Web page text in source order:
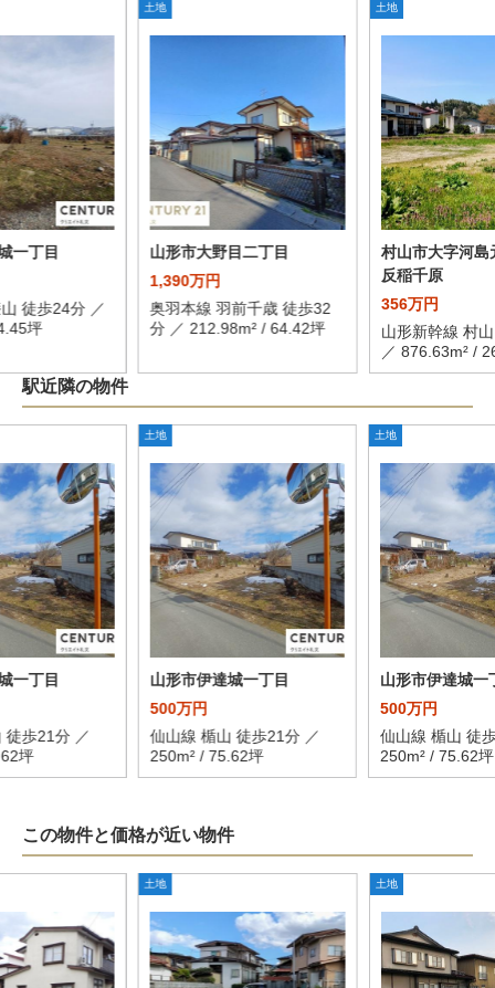
一丁目
徒歩24分 ／
坪
土地
山形市大野目二丁目
1,390万円
奥羽本線 羽前千歳 徒歩32
分 ／ 212.98m² / 64.42坪
土地
村山市大字河島
反稲千原
356万円
山形新幹線 村
／ 876.63m² /
駅近隣の物件
一丁目
徒歩21分 ／
坪
土地
山形市伊達城一丁目
500万円
仙山線 楯山 徒歩21分 ／
250m² / 75.62坪
土地
山形市伊達城一
500万円
仙山線 楯山 徒
250m² / 75.62坪
この物件と価格が近い物件
土地 土地